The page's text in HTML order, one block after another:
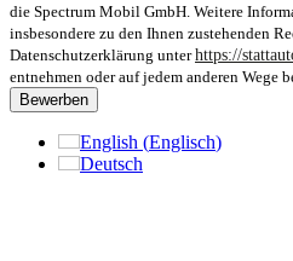
die Spectrum Mobil GmbH. Weitere
insbesondere zu den Ihnen zustehenden
Datenschutzerklärung unterhttps://
entnehmen oder auf jedem anderen Wege
Bewerben
English (Englisch)
Deutsch